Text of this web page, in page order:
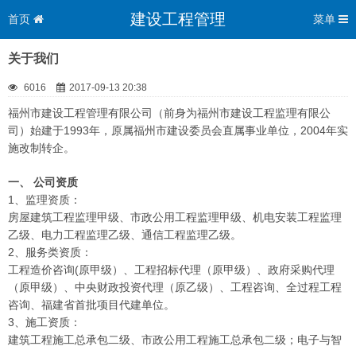
首页 建设工程管理 菜单
关于我们
6016 2017-09-13 20:38
福州市建设工程管理有限公司（前身为福州市建设工程监理有限公
司）始建于1993年，原属福州市建设委员会直属事业单位，2004年实
施改制转企。
一、 公司资质
1、监理资质：
房屋建筑工程监理甲级、市政公用工程监理甲级、机电安装工程监理
乙级、电力工程监理乙级、通信工程监理乙级。
2、服务类资质：
工程造价咨询(原甲级）、工程招标代理（原甲级）、政府采购代理
（原甲级）、中央财政投资代理（原乙级）、工程咨询、全过程工程
咨询、福建省首批项目代建单位。
3、施工资质：
建筑工程施工总承包二级、市政公用工程施工总承包二级；电子与智